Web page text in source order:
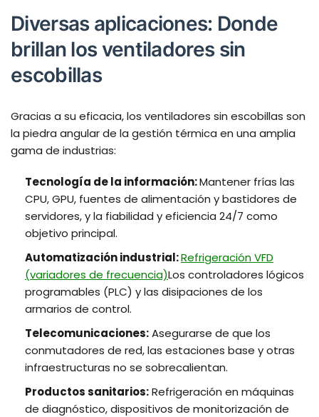
Diversas aplicaciones: Donde
brillan los ventiladores sin
escobillas
Gracias a su eficacia, los ventiladores sin escobillas son
la piedra angular de la gestión térmica en una amplia
gama de industrias:
Tecnología de la información:Mantener frías las
CPU, GPU, fuentes de alimentación y bastidores de
servidores, y la fiabilidad y eficiencia 24/7 como
objetivo principal.
Automatización industrial:Refrigeración VFD
(variadores de frecuencia)Los controladores lógicos
programables (PLC) y las disipaciones de los
armarios de control.
Telecomunicaciones:Asegurarse de que los
conmutadores de red, las estaciones base y otras
infraestructuras no se sobrecalientan.
Productos sanitarios:Refrigeración en máquinas
de diagnóstico, dispositivos de monitorización de